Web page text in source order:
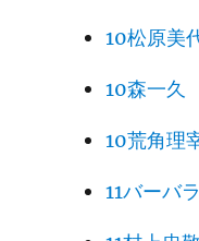
10松原美
10森一久
10荒角理
11バーバ